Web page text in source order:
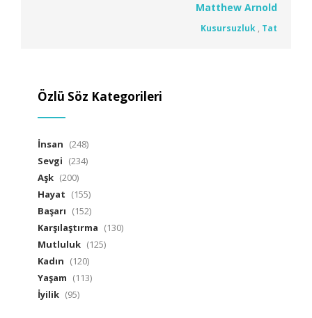
Matthew Arnold
Kusursuzluk , Tat
Özlü Söz Kategorileri
İnsan (248)
Sevgi (234)
Aşk (200)
Hayat (155)
Başarı (152)
Karşılaştırma (130)
Mutluluk (125)
Kadın (120)
Yaşam (113)
İyilik (95)